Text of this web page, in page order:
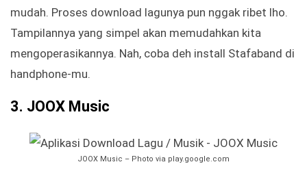
mudah. Proses download lagunya pun nggak ribet lho.
Tampilannya yang simpel akan memudahkan kita
mengoperasikannya. Nah, coba deh install Stafaband di
handphone-mu.
3. JOOX Music
JOOX Music – Photo via play.google.com